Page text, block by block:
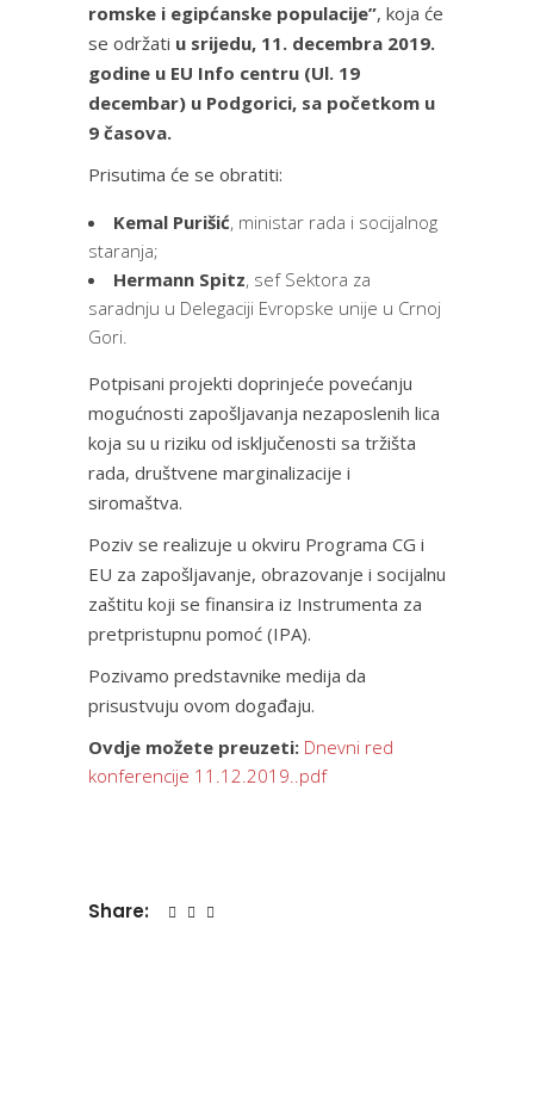
romske i egipćanske populacije”, koja će
se održati u srijedu, 11. decembra 2019.
godine u EU Info centru (Ul. 19
decembar) u Podgorici, sa početkom u
9 časova.
Prisutima će se obratiti:
Kemal Purišić, ministar rada i socijalnog
staranja;
Hermann Spitz, sef Sektora za
saradnju u Delegaciji Evropske unije u Crnoj
Gori.
Potpisani projekti doprinjeće povećanju
mogućnosti zapošljavanja nezaposlenih lica
koja su u riziku od isključenosti sa tržišta
rada, društvene marginalizacije i
siromaštva.
Poziv se realizuje u okviru Programa CG i
EU za zapošljavanje, obrazovanje i socijalnu
zaštitu koji se finansira iz Instrumenta za
pretpristupnu pomoć (IPA).
Pozivamo predstavnike medija da
prisustvuju ovom događaju.
Ovdje možete preuzeti: Dnevni red
konferencije 11.12.2019..pdf
Share: